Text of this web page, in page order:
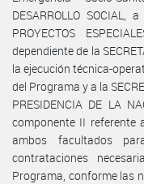
DESARROLLO SOCIAL,
PROYECTOS
dependiente de la
la ejecución técnica-
del Programa y a la
PRESIDENCIA DE LA
componente II referente
ambos facultados
contrataciones
Programa, conforme las